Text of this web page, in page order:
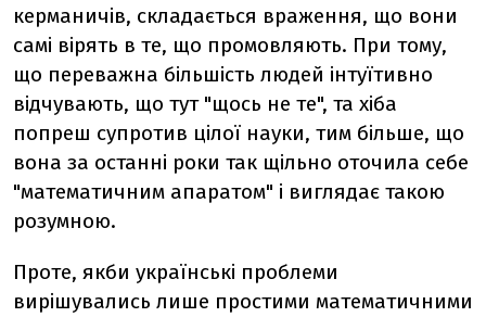
керманичів, складається враження, що вони
самі вірять в те, що промовляють. При тому,
що переважна більшість людей інтуїтивно
відчувають, що тут "щось не те", та хіба
попреш супротив цілої науки, тим більше, що
вона за останні роки так щільно оточила себе
"математичним апаратом" і виглядає такою
розумною.
Проте, якби українські проблеми
вирішувались лише простими математичними